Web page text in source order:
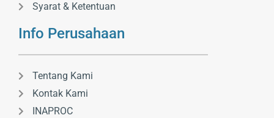
Syarat & Ketentuan
Info Perusahaan
Tentang Kami
Kontak Kami
INAPROC